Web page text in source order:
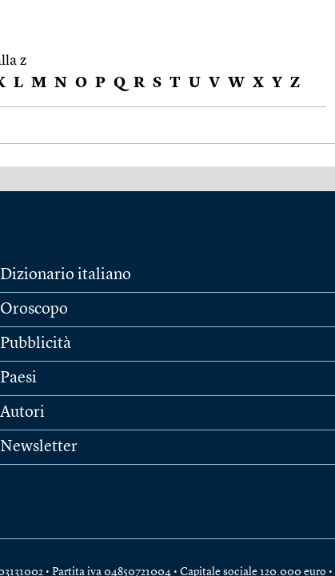
z
L M N O P Q R S T U V W X Y Z
Dizionario italiano
Oroscopo
Pubblicità
Paesi
Autori
Newsletter
• Partita iva 04850721004 • Capitale sociale 120.000 euro •